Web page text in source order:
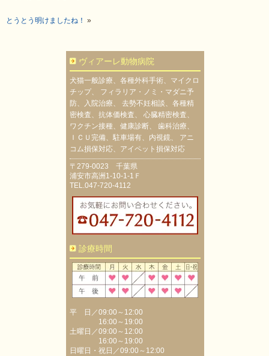
とうとう明けましたね！ »
ヴィアーレ動物病院
犬猫一般診療、各種外科手術、マイクロ
チップ、 フィラリア・ノミ・マダニ予
防、入院治療、 去勢不妊相談、各種精
密検査、抗体価検査、 心臓精密検査、
ワクチン接種、健康診断、 歯科治療、
ＩＣＵ完備、駐車場有、内視鏡、 アニ
コム損保対応、アイペット損保対応
〒279-0023 千葉県
浦安市高洲1-10-1-1Ｆ
TEL.047-720-4112
診療時間
平 日／09:00～12:00
16:00～19:00
土曜日／09:00～12:00
16:00～19:00
日曜日・祝日／09:00～12:00